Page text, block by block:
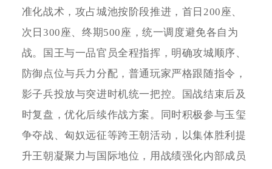
准化战术，攻占城池按阶段推进，首日200座、
次日300座、终期500座，统一调度避免各自为
战。国王与一品官员全程指挥，明确攻城顺序、
防御点位与兵力分配，普通玩家严格跟随指令，
影子兵投放与突进时机统一把控。国战结束后及
时复盘，优化后续作战方案。同时积极参与玉玺
争夺战、匈奴远征等跨王朝活动，以集体胜利提
升王朝凝聚力与国际地位，用战绩强化内部成员